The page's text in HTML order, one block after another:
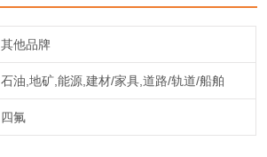
其他品牌
石油,地矿,能源,建材/家具,道路/轨道/船舶
四氟